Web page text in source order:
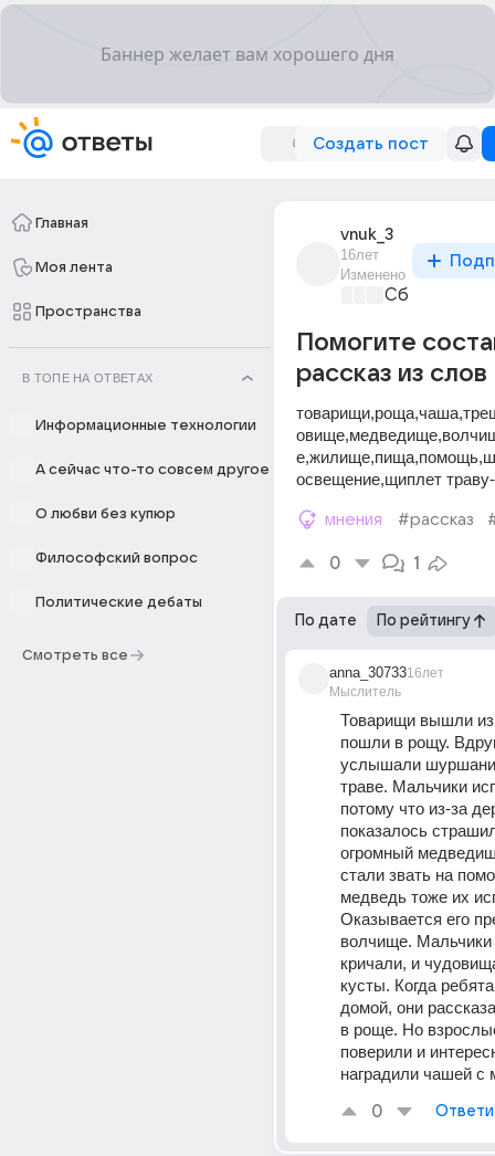
Создать пост
Главная
Моя лента
Пространства
В ТОПЕ НА ОТВЕТАХ
Информационные технологии
А сейчас что-то совсем другое
О любви без купюр
Философский вопрос
Политические дебаты
Смотреть все
vnuk_3
16лет
Изменено
Сборная
Помогите
рассказ из слов
освещение,щиплет
мнения #рассказ
0 1
По дате По рейтингу
anna_30733
Мыслитель
16лет
Товарищи вышли
пошли в рощу.
услышали
траве. Мальчики
потому что из-за
показалось
огромный
стали звать на
медведь тоже их
Оказывается его
волчище. Мальчики
кричали, и
кусты. Когда
домой, они
в роще. Но
поверили и
наградили чашей с
0